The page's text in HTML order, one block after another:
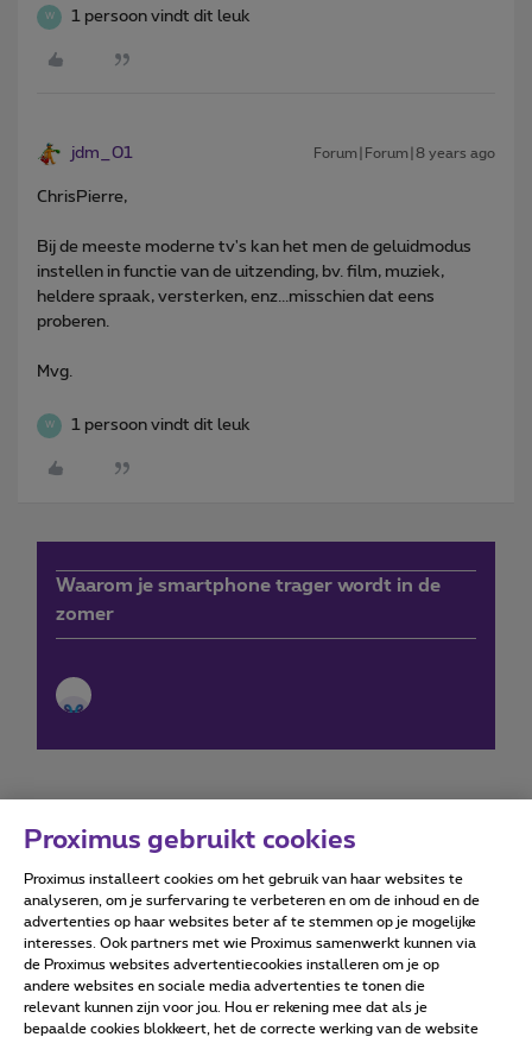
W 1 persoon vindt dit leuk
jdm_01 Forum|Forum|8 years ago
ChrisPierre,
Bij de meeste moderne tv's kan het men de geluidmodus
instellen in functie van de uitzending, bv. film, muziek,
heldere spraak, versterken, enz...misschien dat eens
proberen.
Mvg.
W 1 persoon vindt dit leuk
Waarom je smartphone trager wordt in de
zomer
Forumvoorwaarden Accessibility statement
Alle rechten voorbehouden. © Proximus
Proximus gebruikt cookies
Proximus installeert cookies om het gebruik van haar websites te
analyseren, om je surfervaring te verbeteren en om de inhoud en de
advertenties op haar websites beter af te stemmen op je mogelijke
interesses. Ook partners met wie Proximus samenwerkt kunnen via
de Proximus websites advertentiecookies installeren om je op
andere websites en sociale media advertenties te tonen die
relevant kunnen zijn voor jou. Hou er rekening mee dat als je
bepaalde cookies blokkeert, het de correcte werking van de website